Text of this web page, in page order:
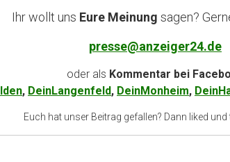
Ihr wollt uns Eure Meinung sagen?
presse@anzeiger24.de
oder als Kommentar bei
, DeinLangenfeld, DeinMonheim,
Euch hat unser Beitrag gefallen? Dann liked und